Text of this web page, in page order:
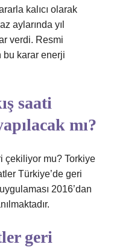
kalıcı olarak
aylarında yıl
verdi. Resmi
bu karar enerji
saati
mı?
çekiliyor mu? Torkiye
Türkiye’de geri
2016’dan
geri